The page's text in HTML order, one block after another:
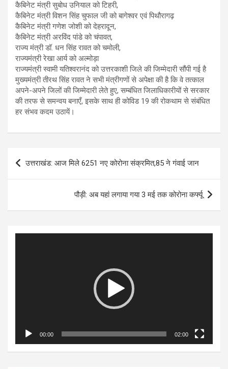
कैबिनेट मंत्री सुबोध उनियाल को टिहरी,
कैबिनेट मंत्री विशन सिंह चुफाल जी को बागेश्वर एवं पिथौरागढ़
कैबिनेट मंत्री गणेश जोशी को देहरादून,
कैबिनेट मंत्री अरविंद पांडे को चंपावत,
राज्य मंत्री डॉ. धन सिंह रावत को चमोली,
राज्यमंत्री रेखा आर्य को अल्मोड़ा
राज्यमंत्री स्वामी यतिश्वरानंद को उत्तरकाशी जिले की जिम्मेदारी सौंपी गई है
मुख्यमंत्री तीरथ सिंह रावत ने सभी मंत्रीगणों से अपेक्षा की है कि वे तत्काल
अपने-अपने जिलों की जिम्मेदारी लेते हुए, सम्बंधित जिलाधिकारीयों से सरकार
की तरफ से समन्वय बनाएँ, इसके साथ ही कोविड 19 की रोकथाम से संबंधित
हर संभव कदम उठायें।
Post
navigation
उत्तराखंड: आज मिले 6251 नए कोरोना संक्रमित,85 ने गंवाई जान
पौड़ी: अब यहां लगाया गया 3 मई तक कोरोना कर्फ्यू
00:00 02:00